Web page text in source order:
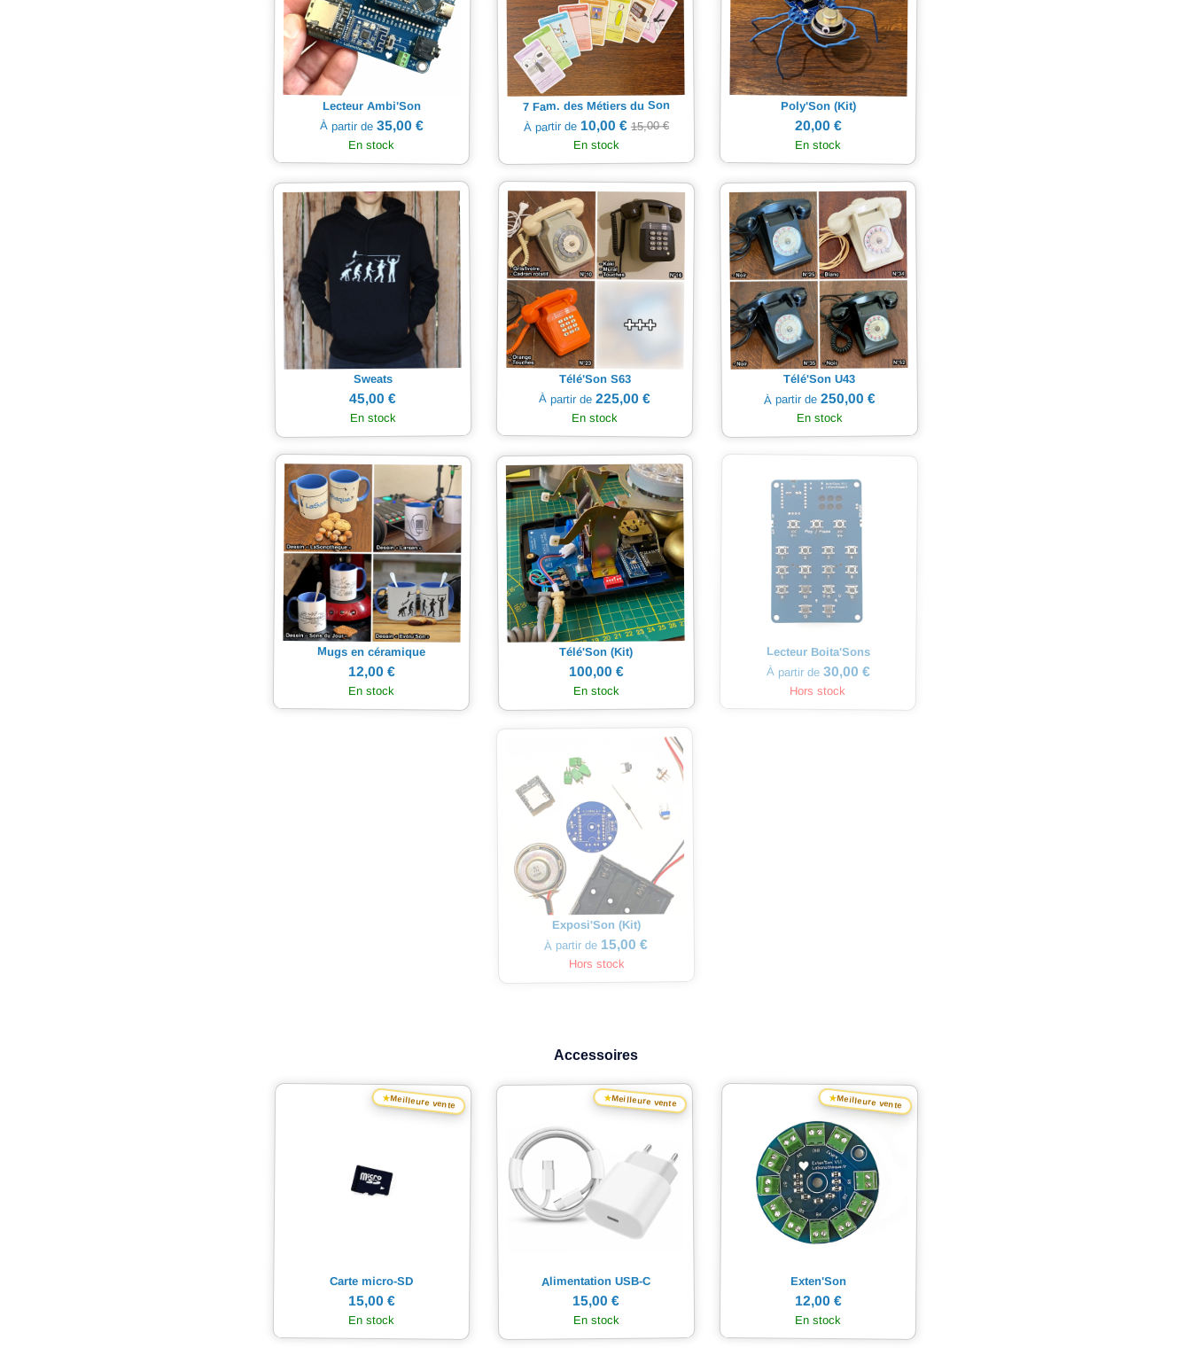
Lecteur Ambi'Son
À partir de 35,00 €
En stock
7 Fam. des Métiers du Son
À partir de 10,00 € 15,00 €
En stock
Poly'Son (Kit)
20,00 €
En stock
Sweats
45,00 €
En stock
Télé'Son S63
À partir de225,00 €
En stock
Télé'Son U43
À partir de 250,00 €
En stock
Mugs en céramique
12,00 €
En stock
Télé'Son (Kit)
100,00 €
En stock
Lecteur Boita'Sons
À partir de 30,00 €
Hors stock
Exposi'Son (Kit)
À partir de 15,00 €
Hors stock
Accessoires
★Meilleure vente
Carte micro-SD
15,00 €
En stock
★Meilleure vente
Alimentation USB-C
15,00 €
En stock
★Meilleure vente
Exten'Son
12,00 €
En stock